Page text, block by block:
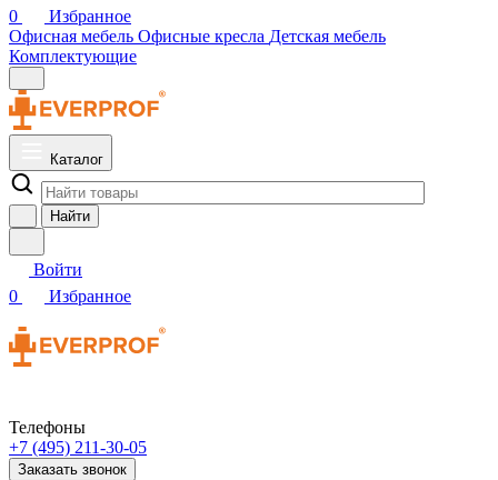
0
Избранное
Офисная мебель Офисные кресла Детская мебель
Комплектующие
Каталог
Найти
Войти
0
Избранное
Телефоны
+7 (495) 211-30-05
Заказать звонок